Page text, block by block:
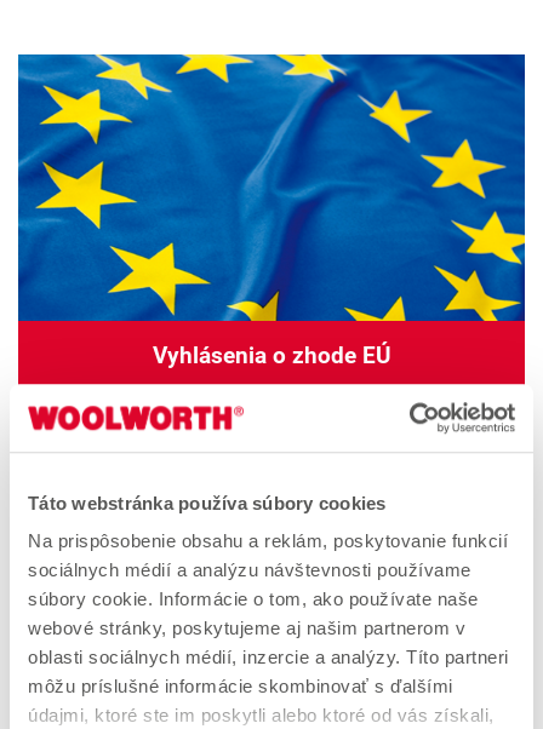
Táto webstránka používa súbory cookies
Na prispôsobenie obsahu a reklám, poskytovanie funkcií
sociálnych médií a analýzu návštevnosti používame
súbory cookie. Informácie o tom, ako používate naše
webové stránky, poskytujeme aj našim partnerom v
oblasti sociálnych médií, inzercie a analýzy. Títo partneri
môžu príslušné informácie skombinovať s ďalšími
údajmi, ktoré ste im poskytli alebo ktoré od vás získali,
Vyhlásenia o zhode EÚ
Bedienungsanleitung